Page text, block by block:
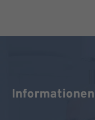
Informationen